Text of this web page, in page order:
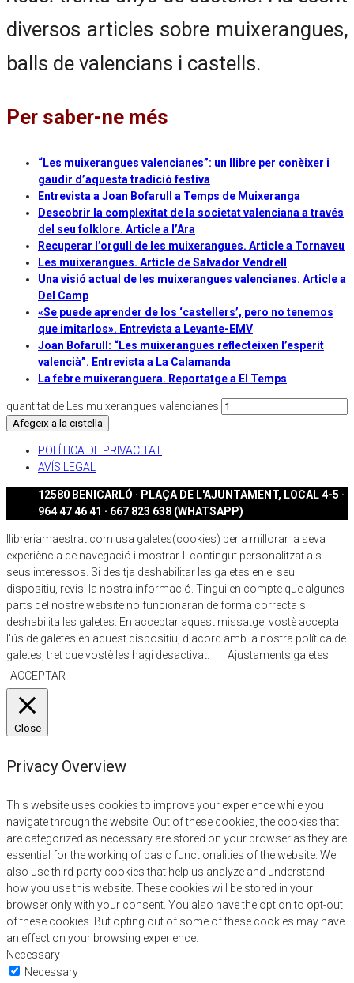
diversos articles sobre muixerangues,
balls de valencians i castells.
Per saber-ne més
“Les muixerangues valencianes”: un llibre per conèixer i
gaudir d’aquesta tradició festiva
Entrevista a Joan Bofarull a Temps de Muixeranga
Descobrir la complexitat de la societat valenciana a través
del seu folklore. Article a l’Ara
Recuperar l’orgull de les muixerangues. Article a Tornaveu
Les muixerangues. Article de Salvador Vendrell
Una visió actual de les muixerangues valencianes. Article a
Del Camp
«Se puede aprender de los ‘castellers’, pero no tenemos
que imitarlos». Entrevista a Levante-EMV
Joan Bofarull: “Les muixerangues reflecteixen l’esperit
valencià”. Entrevista a La Calamanda
La febre muixeranguera. Reportatge a El Temps
quantitat de Les muixerangues valencianes
Afegeix a la cistella
POLÍTICA DE PRIVACITAT
AVÍS LEGAL
12580 BENICARLÓ · PLAÇA DE L'AJUNTAMENT, LOCAL 4-5 ·
964 47 46 41 · 667 823 638 (WHATSAPP)
llibreriamaestrat.com usa galetes(cookies) per a millorar la seva
experiència de navegació i mostrar-li contingut personalitzat als
seus interessos. Si desitja deshabilitar les galetes en el seu
dispositiu, revisi la nostra informació. Tingui en compte que algunes
parts del nostre website no funcionaran de forma correcta si
deshabilita les galetes. En acceptar aquest missatge, vostè accepta
l'ús de galetes en aquest dispositiu, d'acord amb la nostra política de
galetes, tret que vostè les hagi desactivat.
Ajustaments galetes
ACCEPTAR
Close
Privacy Overview
This website uses cookies to improve your experience while you
navigate through the website. Out of these cookies, the cookies that
are categorized as necessary are stored on your browser as they are
essential for the working of basic functionalities of the website. We
also use third-party cookies that help us analyze and understand
how you use this website. These cookies will be stored in your
browser only with your consent. You also have the option to opt-out
of these cookies. But opting out of some of these cookies may have
an effect on your browsing experience.
Necessary
Necessary